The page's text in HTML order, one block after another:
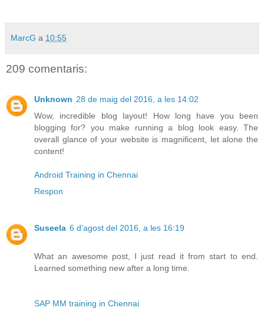
MarcG a 10:55
209 comentaris:
Unknown 28 de maig del 2016, a les 14:02
Wow, incredible blog layout! How long have you been
blogging for? you make running a blog look easy. The
overall glance of your website is magnificent, let alone the
content!
Android Training in Chennai
Respon
Suseela 6 d’agost del 2016, a les 16:19
What an awesome post, I just read it from start to end.
Learned something new after a long time.
SAP MM training in Chennai